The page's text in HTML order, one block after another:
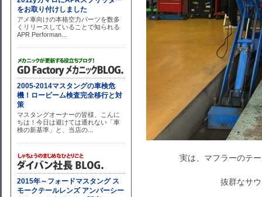
実は、マフラーのテ
抜群なサ